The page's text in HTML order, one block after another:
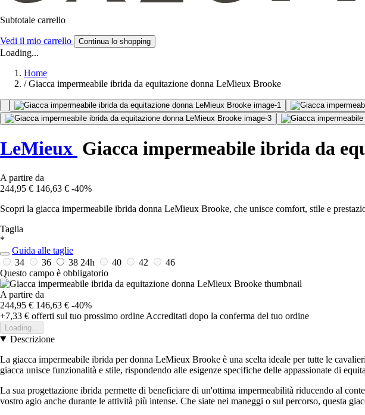
Subtotale carrello
Vedi il mio carrello Continua lo shopping
Loading...
Home
/ Giacca impermeabile ibrida da equitazione donna LeMieux Brooke
LeMieux Giacca impermeabile ibrida da
A partire da
244,95 € 146,63 € -40%
Scopri la giacca impermeabile ibrida donna LeMieux Brooke, che unisce comfort, stile e
Taglia
*
Guida alle taglie
34
36 38 24h 40 42
46
Questo campo è obbligatorio
A partire da
244,95 € 146,63 € -40%
+7,33 € offerti sul tuo prossimo ordine Accreditati dopo la conferma del tuo ordine
Loading...
Descrizione
La giacca impermeabile ibrida per donna LeMieux Brooke è una scelta ideale per tutte le
giacca unisce funzionalità e stile, rispondendo alle esigenze specifiche delle appassionate di
La sua progettazione ibrida permette di beneficiare di un'ottima impermeabilità riducendo al
vostro agio anche durante le attività più intense. Che siate nei maneggi o sul percorso, questa